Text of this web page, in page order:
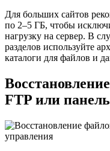
Для больших сайтов
по 2–5 ГБ, чтобы
нагрузку на сервер. В
разделов используйте
каталоги для файлов и
FTP или